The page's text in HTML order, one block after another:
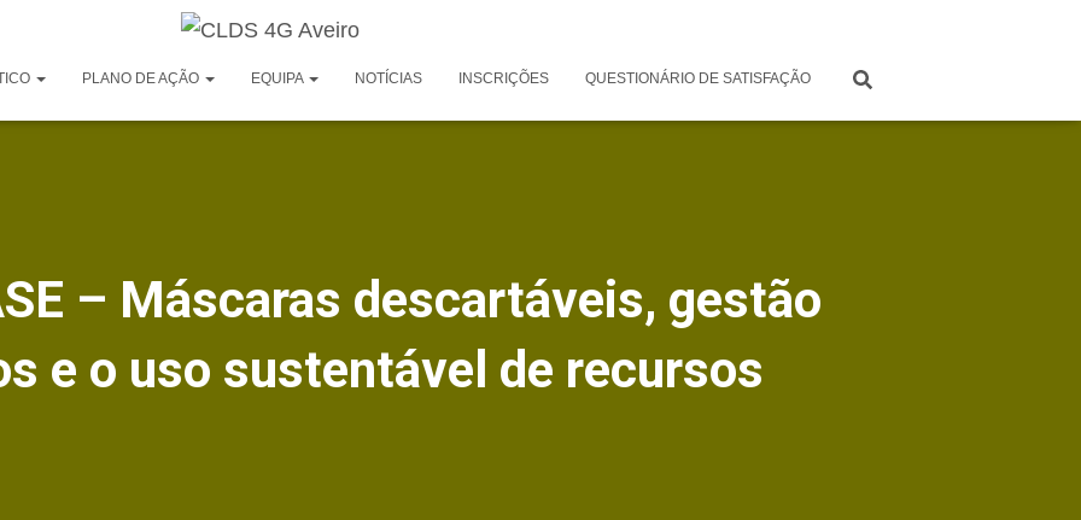
PLANO DE AÇÃO EQUIPA NOTÍCIAS INSCRIÇÕES QUESTIONÁRIO DE SATISFAÇÃO
– Máscaras descartáveis, gestão
e o uso sustentável de recursos